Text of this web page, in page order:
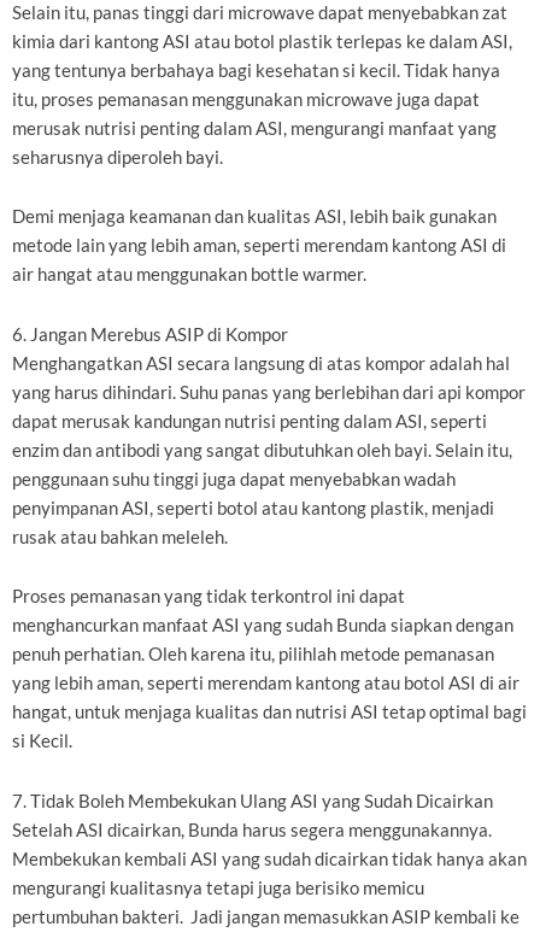
Selain itu, panas tinggi dari microwave dapat menyebabkan zat
kimia dari kantong ASI atau botol plastik terlepas ke dalam ASI,
yang tentunya berbahaya bagi kesehatan si kecil. Tidak hanya
itu, proses pemanasan menggunakan microwave juga dapat
merusak nutrisi penting dalam ASI, mengurangi manfaat yang
seharusnya diperoleh bayi.
Demi menjaga keamanan dan kualitas ASI, lebih baik gunakan
metode lain yang lebih aman, seperti merendam kantong ASI di
air hangat atau menggunakan bottle warmer.
6. Jangan Merebus ASIP di Kompor
Menghangatkan ASI secara langsung di atas kompor adalah hal
yang harus dihindari. Suhu panas yang berlebihan dari api kompor
dapat merusak kandungan nutrisi penting dalam ASI, seperti
enzim dan antibodi yang sangat dibutuhkan oleh bayi. Selain itu,
penggunaan suhu tinggi juga dapat menyebabkan wadah
penyimpanan ASI, seperti botol atau kantong plastik, menjadi
rusak atau bahkan meleleh.
Proses pemanasan yang tidak terkontrol ini dapat
menghancurkan manfaat ASI yang sudah Bunda siapkan dengan
penuh perhatian. Oleh karena itu, pilihlah metode pemanasan
yang lebih aman, seperti merendam kantong atau botol ASI di air
hangat, untuk menjaga kualitas dan nutrisi ASI tetap optimal bagi
si Kecil.
7. Tidak Boleh Membekukan Ulang ASI yang Sudah Dicairkan
Setelah ASI dicairkan, Bunda harus segera menggunakannya.
Membekukan kembali ASI yang sudah dicairkan tidak hanya akan
mengurangi kualitasnya tetapi juga berisiko memicu
pertumbuhan bakteri. Jadi jangan memasukkan ASIP kembali ke